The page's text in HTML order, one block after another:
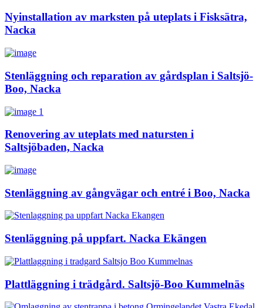
Nyinstallation av marksten på uteplats i Fisksätra,
Nacka
Stenläggning och reparation av gårdsplan i Saltsjö-
Boo, Nacka
Renovering av uteplats med natursten i
Saltsjöbaden, Nacka
Stenläggning av gångvägar och entré i Boo, Nacka
Stenläggning på uppfart. Nacka Ekängen
Plattläggning i trädgård. Saltsjö-Boo Kummelnäs